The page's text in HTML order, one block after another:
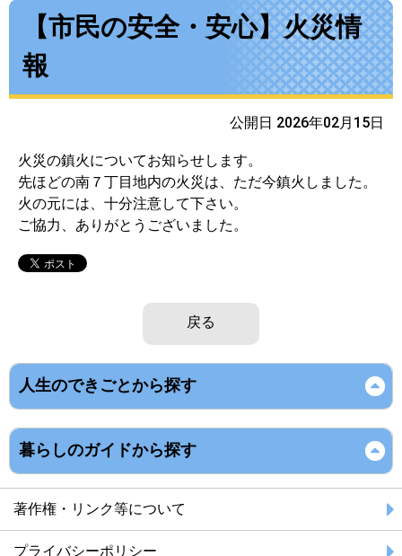
【市民の安全・安心】火災情
報
公開日 2026年02月15日
火災の鎮火についてお知らせします。
先ほどの南７丁目地内の火災は、ただ今鎮火しました。
火の元には、十分注意して下さい。
ご協力、ありがとうございました。
戻る
人生のできごとから探す
暮らしのガイドから探す
著作権・リンク等について
プライバシーポリシー